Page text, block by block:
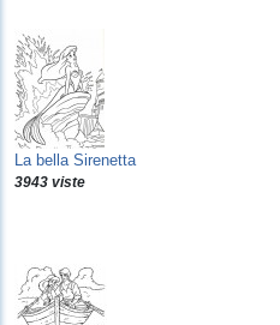
La bella Sirenetta
3943 viste